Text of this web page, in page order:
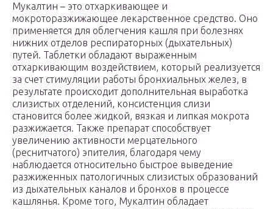
Мукалтин – это отхаркивающее и
мокроторазжижающее лекарственное средство. Оно
применяется для облегчения кашля при болезнях
нижних отделов респираторных (дыхательных)
путей. Таблетки обладают выраженным
отхаркивающим воздействием, который реализуется
за счет стимуляции работы бронхиальных желез, в
результате происходит дополнительная выработка
слизистых отделений, консистенция слизи
становится более жидкой, вязкая и липкая мокрота
разжижается. Также препарат способствует
увеличению активности мерцательного
(реснитчатого) эпителия, благодаря чему
наблюдается относительно быстрое выведение
разжиженных патологичных слизистых образований
из дыхательных каналов и бронхов в процессе
кашлянья. Кроме того, Мукалтин обладает